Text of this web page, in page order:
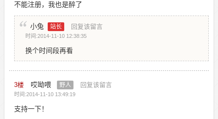
不能注册，我也是醉了
小兔 站长 回复该留言
时间:2014-11-10 12:38:35
换个时间段再看
3楼 哎呦喂 野人 回复该留言
时间:2014-11-10 13:49:19
支持一下！